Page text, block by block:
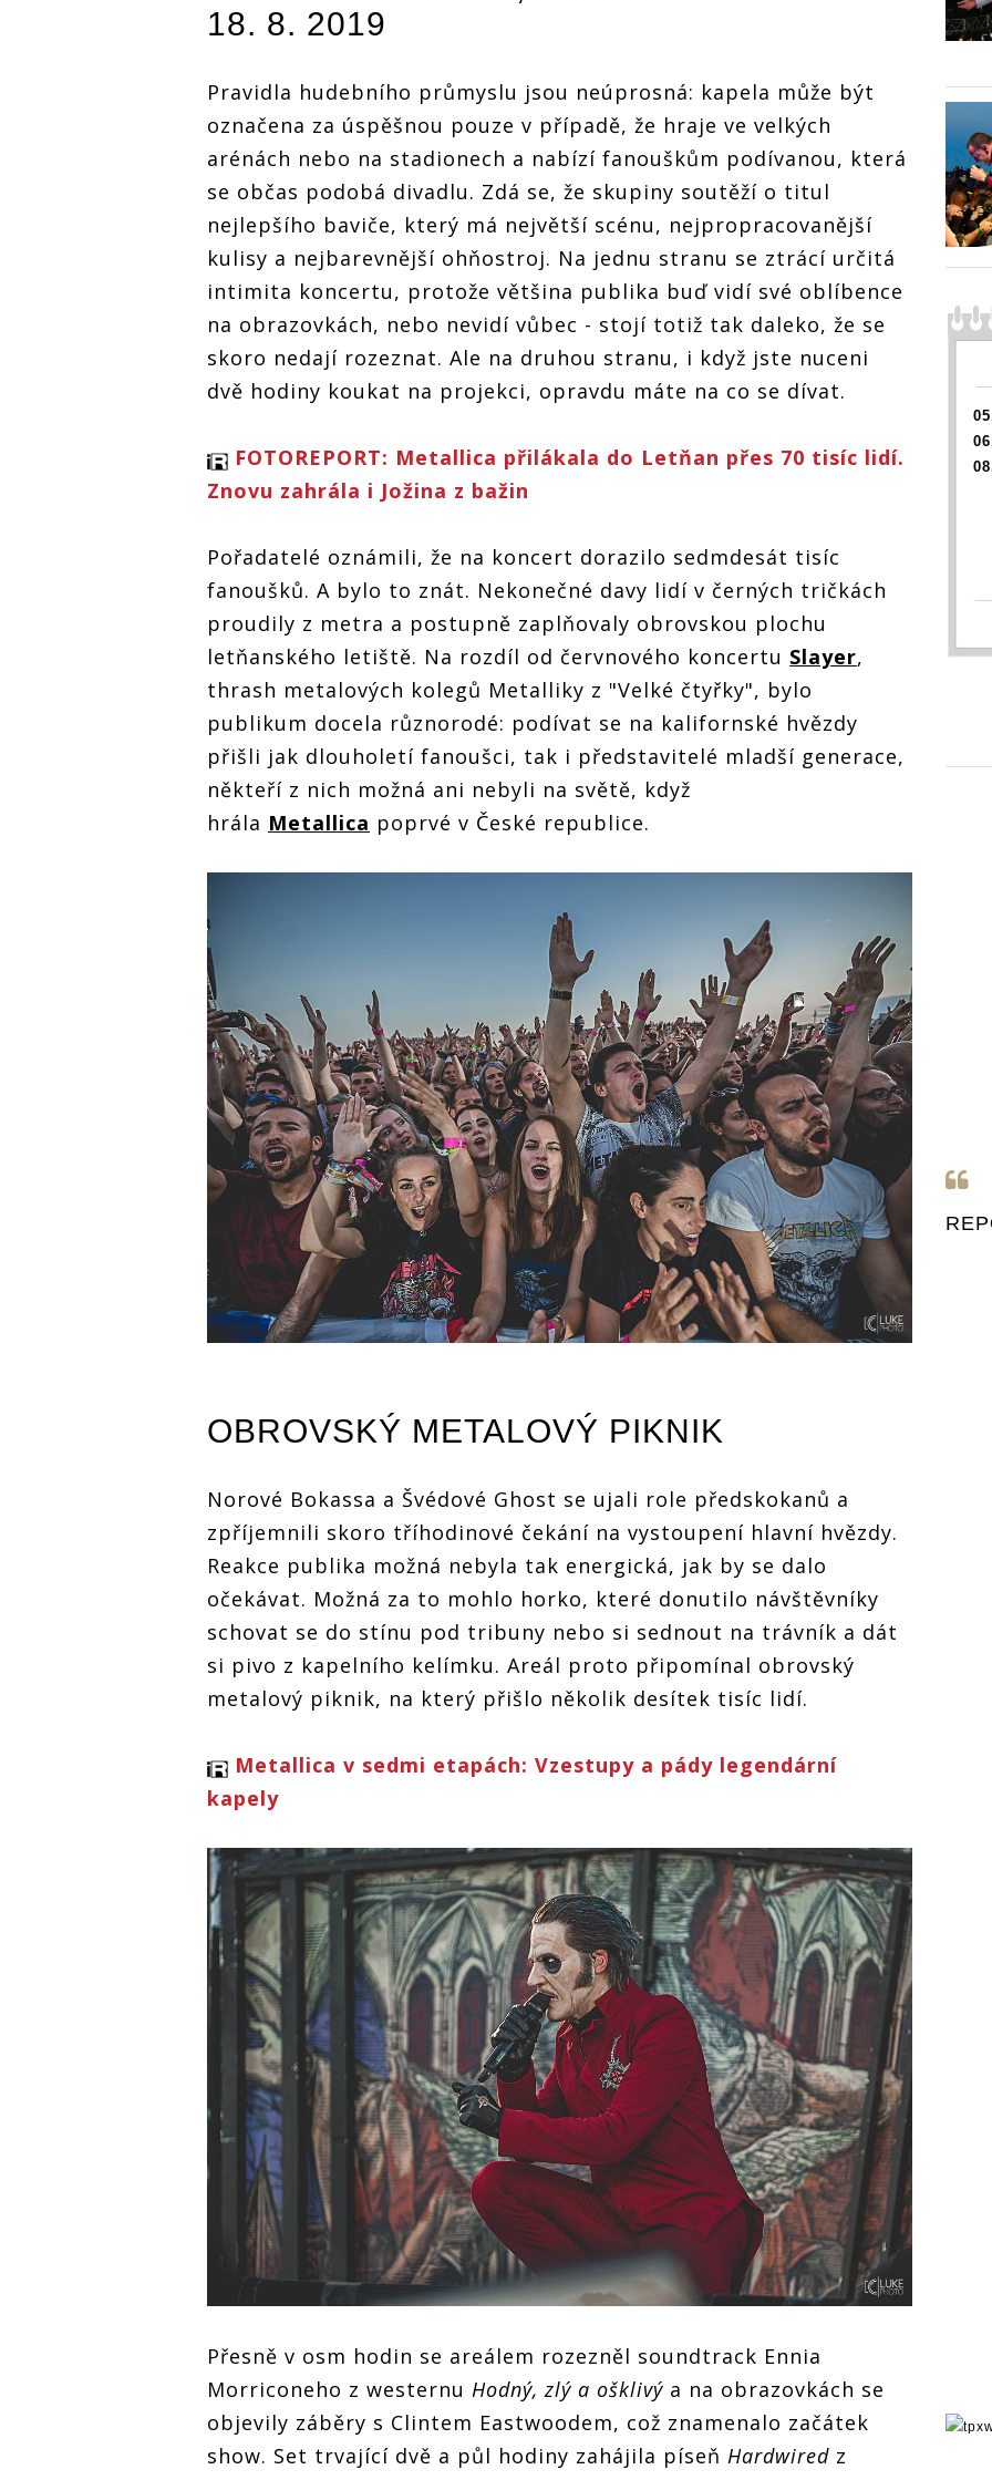
písněmi rozpálila
70 tisíc lidí
18. 8. 2019
Pravidla hudebního průmyslu jsou neúprosná: kapela může být
označena za úspěšnou pouze v případě, že hraje ve velkých
arénách nebo na stadionech a nabízí fanouškům podívanou, která
se občas podobá divadlu. Zdá se, že skupiny soutěží o titul
nejlepšího baviče, který má největší scénu, nejpropracovanější
kulisy a nejbarevnější ohňostroj. Na jednu stranu se ztrácí určitá
intimita koncertu, protože většina publika buď vidí své oblíbence
na obrazovkách, nebo nevidí vůbec - stojí totiž tak daleko, že se
skoro nedají rozeznat. Ale na druhou stranu, i když jste nuceni
dvě hodiny koukat na projekci, opravdu máte na co se dívat.
FOTOREPORT: Metallica přilákala do Letňan přes 70 tisíc lidí.
Znovu zahrála i Jožina z bažin
Pořadatelé oznámili, že na koncert dorazilo sedmdesát tisíc
fanoušků. A bylo to znát. Nekonečné davy lidí v černých tričkách
proudily z metra a postupně zaplňovaly obrovskou plochu
letňanského letiště. Na rozdíl od červnového koncertu Slayer,
thrash metalových kolegů Metalliky z "Velké čtyřky", bylo
publikum docela různorodé: podívat se na kalifornské hvězdy
přišli jak dlouholetí fanoušci, tak i představitelé mladší generace,
někteří z nich možná ani nebyli na světě, když
hrála Metallica poprvé v České republice.
OBROVSKÝ METALOVÝ PIKNIK
Norové Bokassa a Švédové Ghost se ujali role předskokanů a
zpříjemnili skoro tříhodinové čekání na vystoupení hlavní hvězdy.
Reakce publika možná nebyla tak energická, jak by se dalo
očekávat. Možná za to mohlo horko, které donutilo návštěvníky
schovat se do stínu pod tribuny nebo si sednout na trávník a dát
si pivo z kapelního kelímku. Areál proto připomínal obrovský
metalový piknik, na který přišlo několik desítek tisíc lidí.
Metallica v sedmi etapách: Vzestupy a pády legendární
kapely
Přesně v osm hodin se areálem rozezněl soundtrack Ennia
Morriconeho z westernu Hodný, zlý a ošklivý a na obrazovkách se
objevily záběry s Clintem Eastwoodem, což znamenalo začátek
show. Set trvající dvě a půl hodiny zahájila píseň Hardwired z